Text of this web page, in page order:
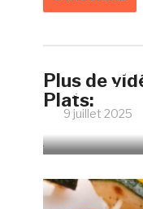
Plus de
Plats:
Faire un
sans
9 juillet 2025